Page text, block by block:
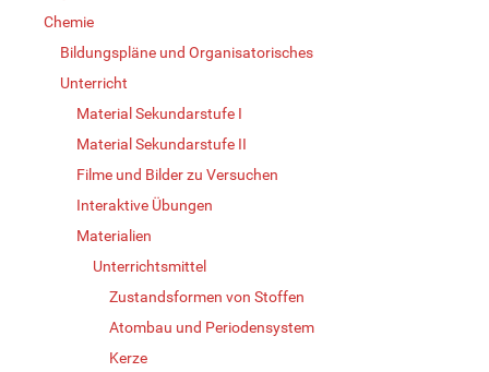
Chemie
Bildungspläne und Organisatorisches
Unterricht
Material Sekundarstufe I
Material Sekundarstufe II
Filme und Bilder zu Versuchen
Interaktive Übungen
Materialien
Unterrichtsmittel
Zustandsformen von Stoffen
Atombau und Periodensystem
Kerze